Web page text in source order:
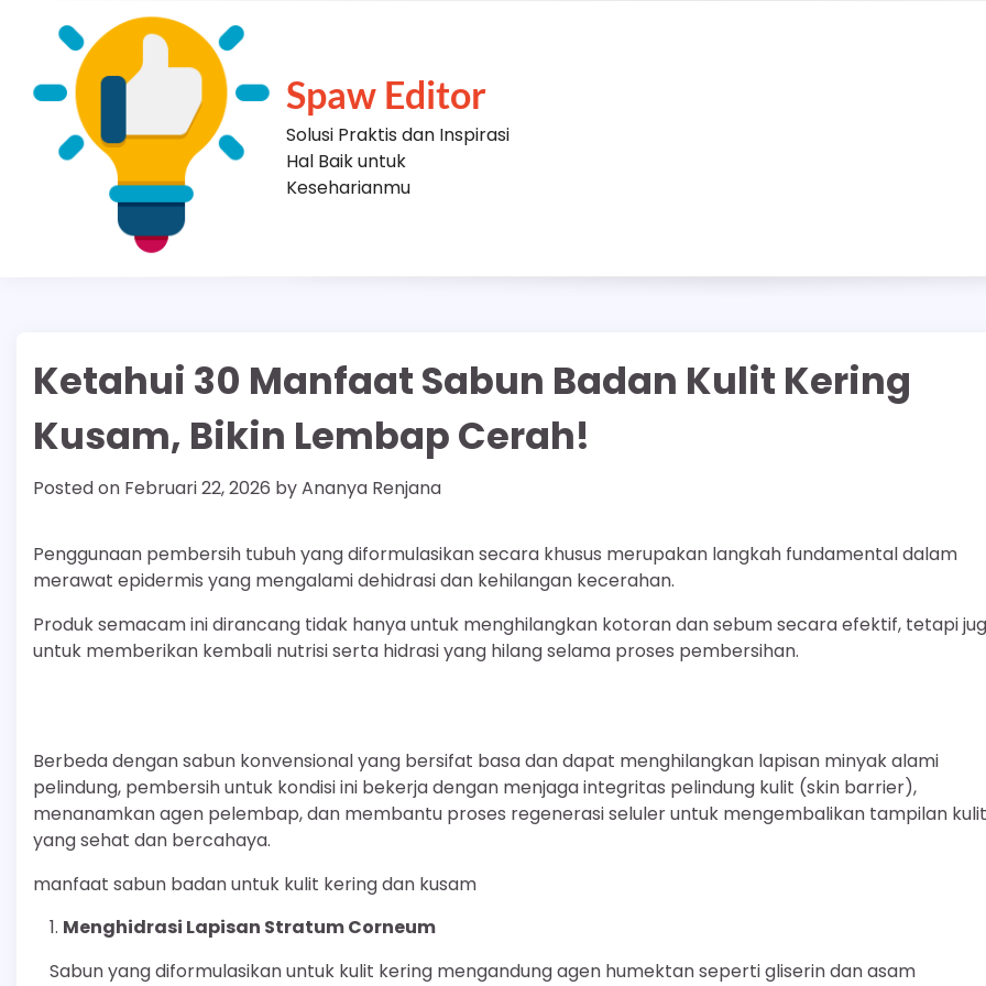
Spaw Editor
Solusi Praktis dan Inspirasi
Hal Baik untuk
Keseharianmu
Ketahui 30 Manfaat Sabun Badan Kulit Kering
Kusam, Bikin Lembap Cerah!
Posted on Februari 22, 2026 byAnanya Renjana
Penggunaan pembersih tubuh yang diformulasikan secara khusus merupakan langkah fundamental dalam
merawat epidermis yang mengalami dehidrasi dan kehilangan kecerahan.
Produk semacam ini dirancang tidak hanya untuk menghilangkan kotoran dan sebum secara efektif, tetapi
untuk memberikan kembali nutrisi serta hidrasi yang hilang selama proses pembersihan.
Berbeda dengan sabun konvensional yang bersifat basa dan dapat menghilangkan lapisan minyak alami
pelindung, pembersih untuk kondisi ini bekerja dengan menjaga integritas pelindung kulit (skin barrier),
menanamkan agen pelembap, dan membantu proses regenerasi seluler untuk mengembalikan tampilan kulit
yang sehat dan bercahaya.
manfaat sabun badan untuk kulit kering dan kusam
Menghidrasi Lapisan Stratum Corneum
Sabun yang diformulasikan untuk kulit kering mengandung agen humektan seperti gliserin dan asam